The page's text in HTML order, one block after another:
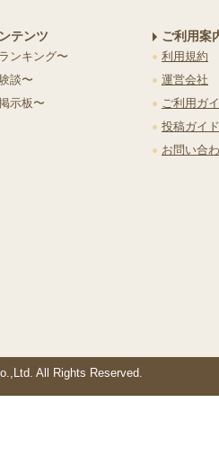
テンツ
ンキング〜
談〜
示板〜
ご利用案
利用規約
運営会社
ご利用ガ
投稿ガイ
お問い合
All Rights Reserved.